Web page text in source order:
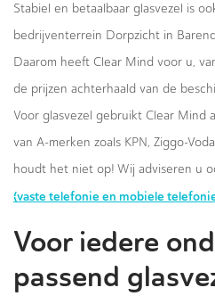
Stabiel en betaalbaar glasvezel is
bedrijventerrein Dorpzicht in
Daarom heeft Clear Mind voor u,
de prijzen achterhaald van de
Voor glasvezel gebruikt Clear Mind
van A-merken zoals KPN, Ziggo-
houdt het niet op! Wij adviseren u
(vaste telefonie en mobiele
Voor iedere
passend